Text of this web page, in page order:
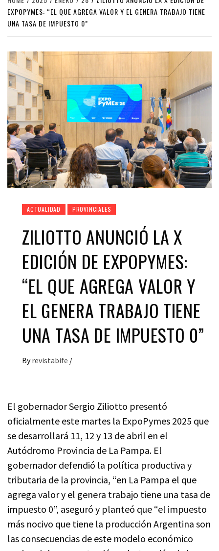
EXPOPYMES: “EL QUE AGREGA VALOR Y EL GENERA TRABAJO TIENE
UNA TASA DE IMPUESTO 0”
ACTUALIDAD PROVINCIALES
ZILIOTTO ANUNCIÓ LA X
EDICIÓN DE EXPOPYMES:
“EL QUE AGREGA VALOR Y
EL GENERA TRABAJO TIENE
UNA TASA DE IMPUESTO 0”
By revistabife /
El gobernador Sergio Ziliotto presentó
oficialmente este martes la ExpoPymes 2025 que
se desarrollará 11, 12 y 13 de abril en el
Autódromo Provincia de La Pampa. El
gobernador defendió la política productiva y
tributaria de la provincia, “en La Pampa el que
agrega valor y el genera trabajo tiene una tasa de
impuesto 0”, aseguró y planteó que “el impuesto
más nocivo que tiene la producción Argentina son
las consecuencias de este modelo económico